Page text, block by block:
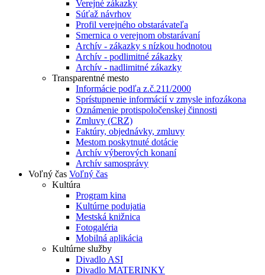
Verejné zákazky
Súťaž návrhov
Profil verejného obstarávateľa
Smernica o verejnom obstarávaní
Archív - zákazky s nízkou hodnotou
Archív - podlimitné zákazky
Archív - nadlimitné zákazky
Transparentné mesto
Informácie podľa z.č.211/2000
Sprístupnenie informácií v zmysle infozákona
Oznámenie protispoločenskej činnosti
Zmluvy (CRZ)
Faktúry, objednávky, zmluvy
Mestom poskytnuté dotácie
Archív výberových konaní
Archív samosprávy
Voľný čas Voľný čas
Kultúra
Program kina
Kultúrne podujatia
Mestská knižnica
Fotogaléria
Mobilná aplikácia
Kultúrne služby
Divadlo ASI
Divadlo MATERINKY